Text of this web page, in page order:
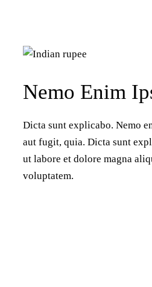
Nemo Enim
Dicta sunt explicabo. Nemo
aut fugit, quia. Dicta sunt
ut labore et dolore magna
voluptatem.